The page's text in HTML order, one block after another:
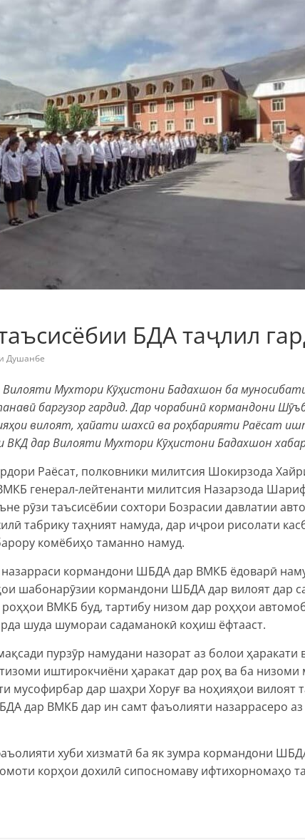
БДА таҷлил
Душанбе
Мухтори Кӯҳистони Бадахшон ба
баргузор гардид. Дар чорабинӣ кормандони
вилоят, ҳайати шахсӣ ва роҳбарияти Раёсат
ВКД дар Вилояти Мухтори Кӯҳистони Бадахшон
Раёсат, полковники милитсия Шокирзода
генерал-лейтенанти милитсия Назарзода
рӯзи таъсисёбии сохтори Бозрасии давлатии
табрику таҳният намуда, дар иҷрои рисолати
комёбиҳо таманно намуд.
кормандони ШБДА дар ВМКБ ёдоварӣ
шабонарӯзии кормандони ШБДА дар вилоят дар
ВМКБ буд, тартибу низом дар роҳҳои
шуда шумораи садаманокӣ коҳиш ёфтааст.
пурзӯр намудани назорат аз болои ҳаракати
иштирокчиёни ҳаракат дар роҳ ва ба низоми
мусофирбар дар шаҳри Хоруғ ва ноҳияҳои вилоят
дар ВМКБ дар ин самт фаъолияти назаррасеро
хуби хизматӣ ба як зумра кормандони
корҳои дохилӣ сипосномаву ифтихорномаҳо